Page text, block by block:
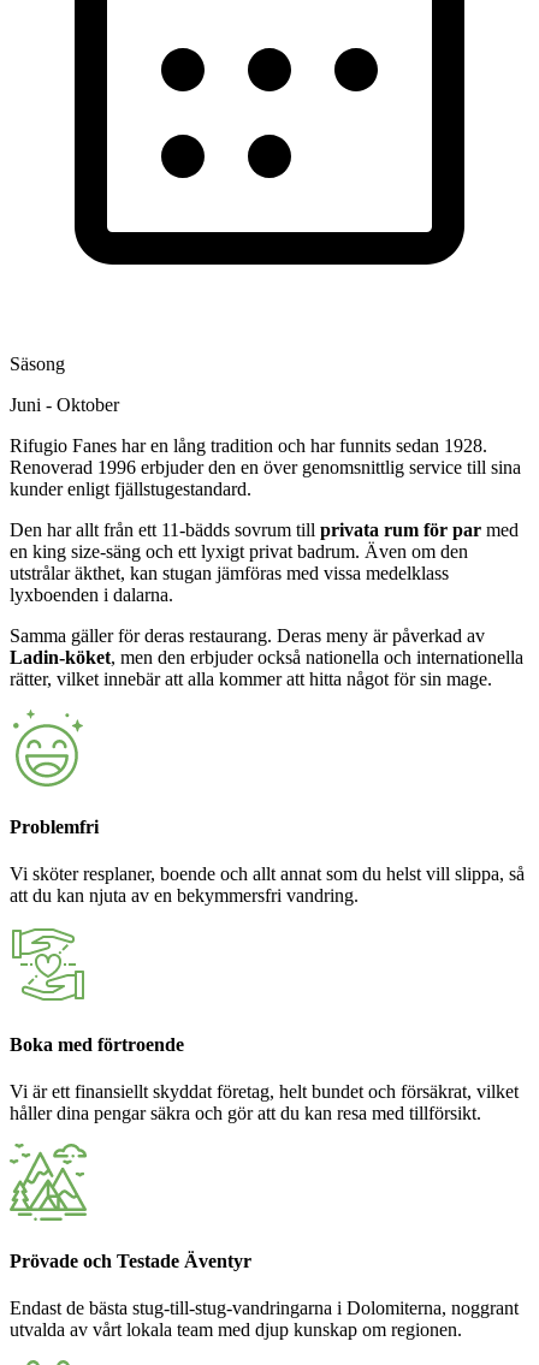
Säsong
Juni - Oktober
Rifugio Fanes har en lång tradition och har funnits sedan 1928.
Renoverad 1996 erbjuder den en över genomsnittlig service till sina
kunder enligt fjällstugestandard.
Den har allt från ett 11-bädds sovrum till privata rum för par med
en king size-säng och ett lyxigt privat badrum. Även om den
utstrålar äkthet, kan stugan jämföras med vissa medelklass
lyxboenden i dalarna.
Samma gäller för deras restaurang. Deras meny är påverkad av
Ladin-köket, men den erbjuder också nationella och internationella
rätter, vilket innebär att alla kommer att hitta något för sin mage.
Problemfri
Vi sköter resplaner, boende och allt annat som du helst vill slippa, så
att du kan njuta av en bekymmersfri vandring.
Boka med förtroende
Vi är ett finansiellt skyddat företag, helt bundet och försäkrat, vilket
håller dina pengar säkra och gör att du kan resa med tillförsikt.
Prövade och Testade Äventyr
Endast de bästa stug-till-stug-vandringarna i Dolomiterna, noggrant
utvalda av vårt lokala team med djup kunskap om regionen.